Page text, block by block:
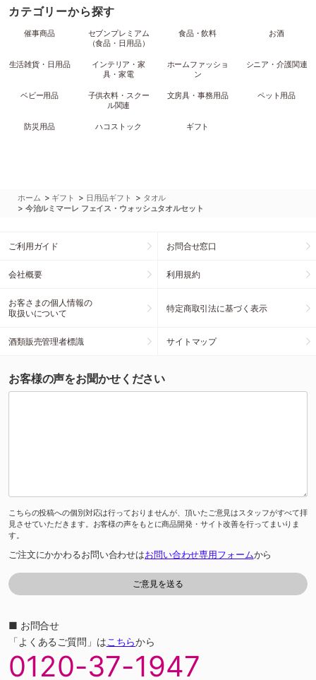
カテゴリーから探す
催事商品
セブンプレミアム
（食品・日用品）
食品・飲料 お酒
生活雑貨・日用品
インテリア・家
具・家電
ホームファッショ
ン
シニア・介護関連
ベビー用品
子供衣料・スクー
ル関連
文房具・事務用品 ペット用品
防災用品 ハコストック ギフト
ホーム > ギフト > 日用品ギフト > タオル
> 今治ルミマーレ フェイス・ウォッシュタオルセット
ご利用ガイド お問合せ窓口
会社概要 利用規約
お客さまの個人情報の
取扱いについて
特定商取引法に基づく表示
酒類販売管理者標識 サイトマップ
お客様の声をお聞かせください
こちらの投稿への個別対応は行っておりませんが、頂いたご意見はスタッフがすべて拝
見させていただきます。お客様の声をもとに商品開発・サイト改善を行ってまいりま
す。
ご注文にかかわるお問い合わせはお問い合わせ専用フォームから
■ お問合せ
「よくあるご質問」はこちらから
0120-37-1947